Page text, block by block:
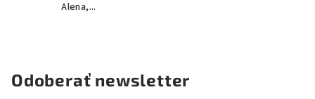
Alena,...
Odoberať newsletter